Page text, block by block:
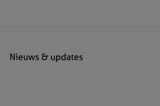
Nieuws & updates